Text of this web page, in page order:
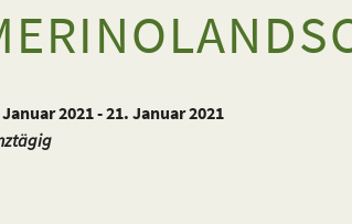
2021 - 21. Januar 2021